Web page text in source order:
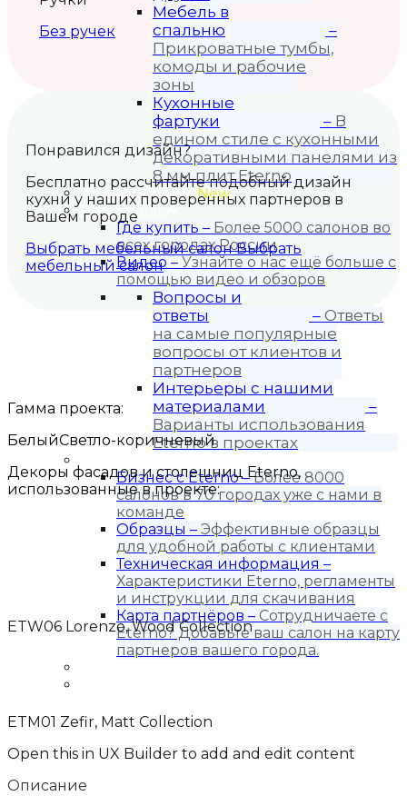
Мебель в
спальню
–
Прикроватные тумбы,
комоды и рабочие
зоны
Кухонные
фартуки
– В
едином стиле с кухонными
декоративными панелями из
8 мм плит Eterno
Проекты кухоньNew
Покупателю
Где купить – Более 5000 салонов во
всех городах России
Видео – Узнайте о нас ещё больше с
помощью видео и обзоров
Вопросы и
ответы
– Ответы
на самые популярные
вопросы от клиентов и
партнеров
Интерьеры с нашими
материалами
–
Варианты использования
Eterno в проектах
Бизнес с Eternо–Более 8000
салонов в 70 городах уже с нами в
команде
Образцы – Эффективные образцы
для удобной работы с клиентами
Техническая информация –
Характеристики Eterno, регламенты
и инструкции для скачивания
Карта партнёров – Сотрудничаете с
Eterno? Добавьте ваш салон на карту
партнеров вашего города.
Без ручек
Понравился дизайн?
Бесплатно рассчитайте подобный дизайн
кухни у наших проверенных партнеров в
Вашем городе
Выбрать мебельный салон Выбрать
мебельный салон
Гамма проекта:
БелыйСветло-коричневый
Декоры фасадов и столешниц Eterno,
использованные в проекте:
ETW06 Lorenzo, Wood Collection
ETM01 Zefir, Matt Collection
Open this in UX Builder to add and edit content
Описание